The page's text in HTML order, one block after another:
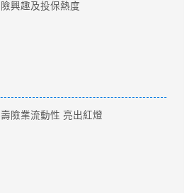
險興趣及投保熱度
壽險業流動性 亮出紅燈